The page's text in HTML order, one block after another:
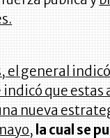
el general
que estas
nueva
, la cual se